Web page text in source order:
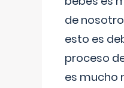
de
esto es
proceso
es mucho